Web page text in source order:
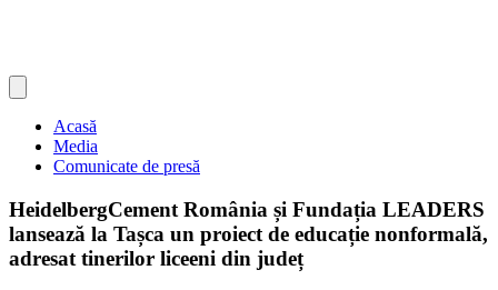
Acasă
Media
Comunicate de presă
HeidelbergCement România și Fundația LEADERS
lansează la Tașca un proiect de educație nonformală,
adresat tinerilor liceeni din județ